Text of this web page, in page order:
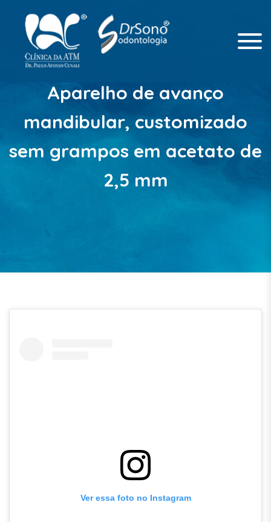
Clinica da ATM
Aparelho de avanço
mandibular, customizado
sem grampos em acetato de
2,5 mm
Ver essa foto no Instagram